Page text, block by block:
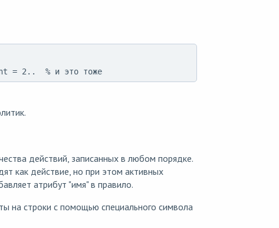
= 2..  % и это тоже
действий, записанных в любом порядке.
как действие, но при этом активных
атрибут "имя" в правило.
на строки с помощью специального символа